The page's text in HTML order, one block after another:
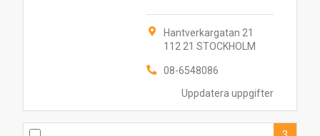
Uppdatera uppgifter
Hantverkargatan 21
112 21 STOCKHOLM
08-6548086